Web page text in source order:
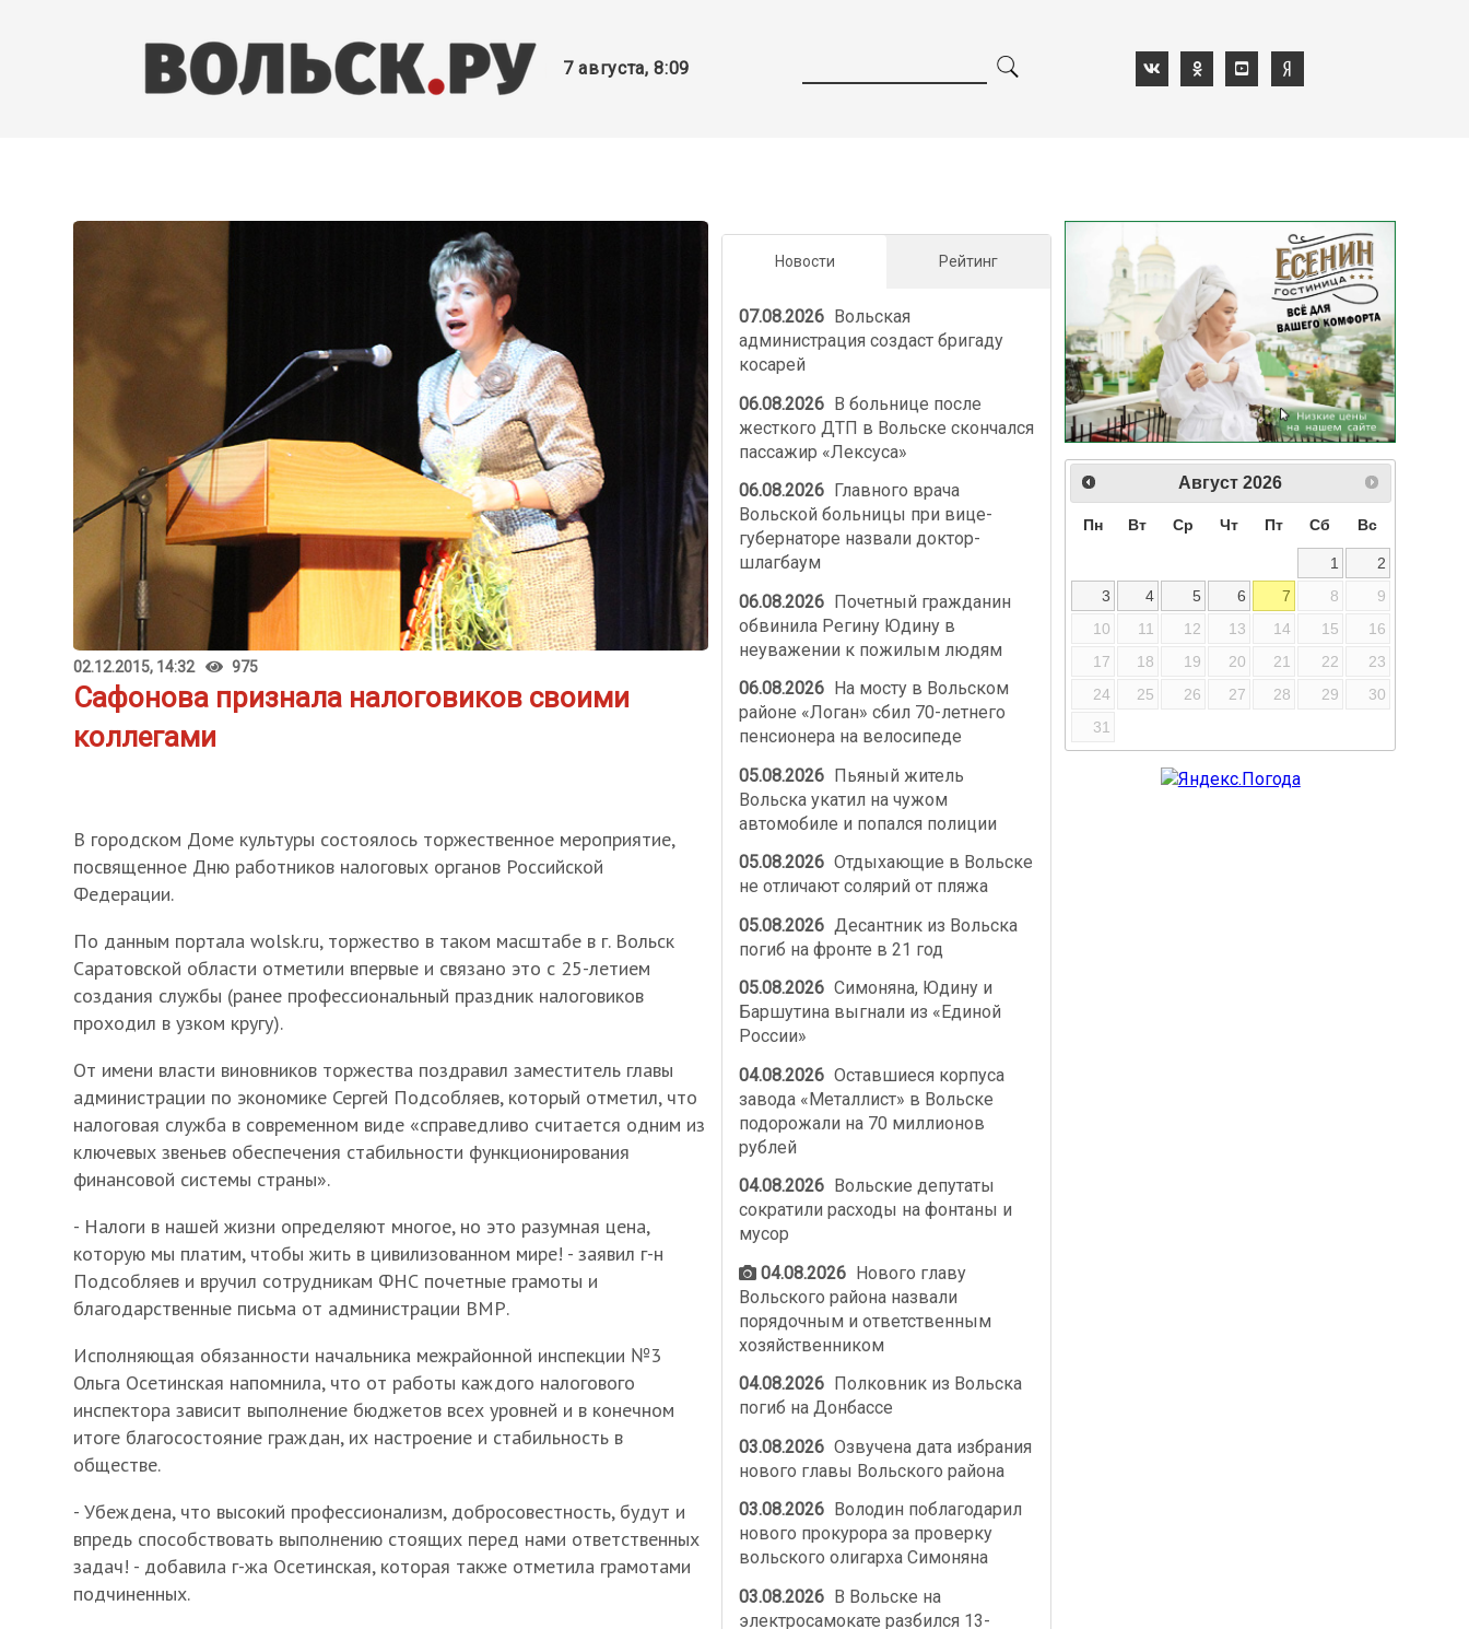
7 августа, 8:09
02.12.2015, 14:32 975
Сафонова признала налоговиков своими
коллегами
В городском Доме культуры состоялось торжественное мероприятие,
посвященное Дню работников налоговых органов Российской
Федерации.
По данным портала wolsk.ru, торжество в таком масштабе в г. Вольск
Саратовской области отметили впервые и связано это с 25-летием
создания службы (ранее профессиональный праздник налоговиков
проходил в узком кругу).
От имени власти виновников торжества поздравил заместитель главы
администрации по экономике Сергей Подсобляев, который отметил, что
налоговая служба в современном виде «справедливо считается одним из
ключевых звеньев обеспечения стабильности функционирования
финансовой системы страны».
- Налоги в нашей жизни определяют многое, но это разумная цена,
которую мы платим, чтобы жить в цивилизованном мире! - заявил г-н
Подсобляев и вручил сотрудникам ФНС почетные грамоты и
благодарственные письма от администрации ВМР.
Исполняющая обязанности начальника межрайонной инспекции №3
Ольга Осетинская напомнила, что от работы каждого налогового
инспектора зависит выполнение бюджетов всех уровней и в конечном
итоге благосостояние граждан, их настроение и стабильность в
обществе.
- Убеждена, что высокий профессионализм, добросовестность, будут и
впредь способствовать выполнению стоящих перед нами ответственных
задач! - добавила г-жа Осетинская, которая также отметила грамотами
подчиненных.
Новости Рейтинг
07.08.2026 Вольская
администрация создаст бригаду
косарей
06.08.2026 В больнице после
жесткого ДТП в Вольске скончался
пассажир «Лексуса»
06.08.2026
Главного врача
Вольской больницы при вице-
губернаторе назвали доктор-
шлагбаум
06.08.2026 Почетный гражданин
обвинила Регину Юдину в
неуважении к пожилым людям
06.08.2026
На мосту в Вольском
районе «Логан» сбил 70-летнего
пенсионера на велосипеде
05.08.2026 Пьяный житель
Вольска укатил на чужом
автомобиле и попался полиции
05.08.2026 Отдыхающие в Вольске
не отличают солярий от пляжа
05.08.2026 Десантник из Вольска
погиб на фронте в 21 год
05.08.2026 Симоняна, Юдину и
Баршутина выгнали из «Единой
России»
04.08.2026 Оставшиеся корпуса
завода «Металлист» в Вольске
подорожали на 70 миллионов
рублей
04.08.2026
Вольские депутаты
сократили расходы на фонтаны и
мусор
04.08.2026 Нового главу
Вольского района назвали
порядочным и ответственным
хозяйственником
04.08.2026
Полковник из Вольска
погиб на Донбассе
03.08.2026 Озвучена дата избрания
нового главы Вольского района
03.08.2026
Володин поблагодарил
нового прокурора за проверку
вольского олигарха Симоняна
03.08.2026 В Вольске на
электросамокате разбился 13-
Август 2026
Пн Вт Ср Чт Пт Сб Вс
1
2
3
4 5 6 7 8
9
10
11 12 13 14 15
16
17
18 19 20 21 22
23
24
25 26 27 28 29
30
31